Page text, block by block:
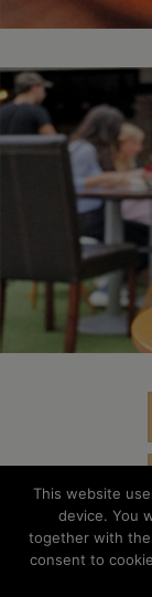
© The Office
This website
device. You
together with the
consent to